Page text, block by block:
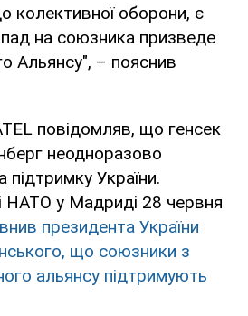
колективної оборони, є
на союзника призведе
Альянсу", – пояснив
повідомляв, що генсек
неодноразово
України.
НАТО у Мадриді 28 червня
президента України
що союзники з
альянсу підтримують